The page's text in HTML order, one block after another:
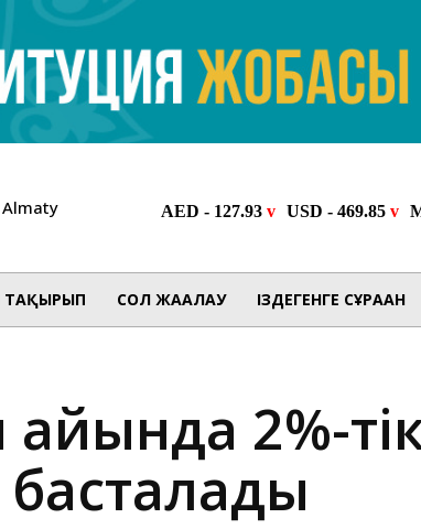
Almaty
ТАҚЫРЫП СОЛ ЖАҒАЛАУ ІЗДЕГЕНГЕ СҰРАҒАН
2%-